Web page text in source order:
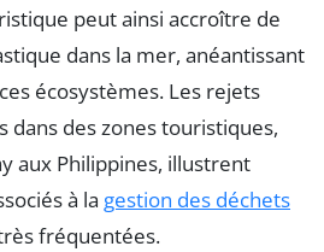
peut ainsi accroître de
dans la mer, anéantissant
écosystèmes. Les rejets
dans des zones touristiques,
aux Philippines, illustrent
à la gestion des déchets
fréquentées.